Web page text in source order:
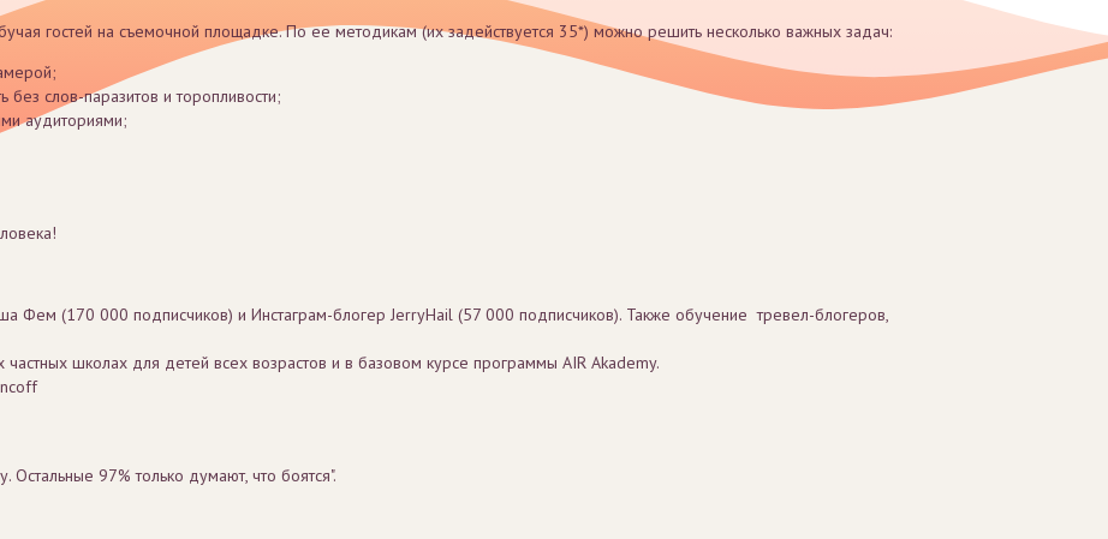
гостей на съемочной площадке. По ее методикам (их задействуется 35*) можно решить несколько важных задач:
без слов-паразитов и торопливости;
аудиториями;
Фем (170 000 подписчиков) и Инстаграм-блогер JerryHail (57 000 подписчиков). Также обучение тревел-блогеров,
школах для детей всех возрастов и в базовом курсе программы AIR Akademy.
Остальные 97% только думают, что боятся".